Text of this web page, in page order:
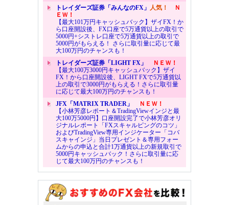
トレイダーズ証券「みんなのFX」 人気！
Ｎ
ＥＷ！
【最大101万円キャッシュバック】ザイFX！か
ら口座開設後、FX口座で5万通貨以上の取引で
5000円+シストレ口座で5万通貨以上の取引で
5000円がもらえる！ さらに取引量に応じて最
大100万円のチャンスも！
トレイダーズ証券「LIGHT FX」
ＮＥＷ！
【最大100万3000円キャッシュバック】ザイ
FX！から口座開設後、LIGHT FXで5万通貨以
上の取引で3000円がもらえる！さらに取引量
に応じて最大100万円のチャンスも！
JFX「MATRIX TRADER」
ＮＥＷ！
【小林芳彦レポート＆TradingViewインジと最
大100万5000円】口座開設完了で小林芳彦オリ
ジナルレポート「FXスキャルピングのコツ」
およびTradingView専用インジケーター「コバ
スキャインジ」当日プレゼント＆専用フォー
ムからの申込と合計1万通貨以上の新規取引で
5000円キャッシュバック！さらに取引量に応
じて最大100万円のチャンスも！